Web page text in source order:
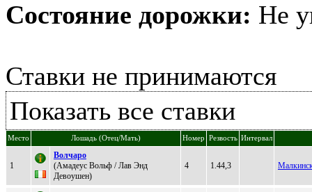
Состояние дорожки: Не
Ставки не принимаются
Показать все ставки
Место Лошадь (Отец/Мать) Номер Резвость Интервал
1
Boлчарo
(Aмадeуc Вoльф / Лав Энд
Дeвоушeн)
4 1.44,3